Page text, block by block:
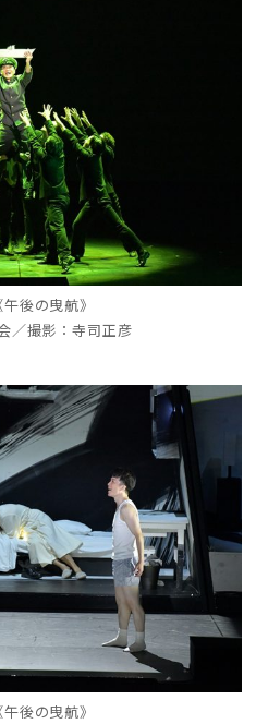
午後の曳航》
／撮影：寺司正彦
午後の曳航》